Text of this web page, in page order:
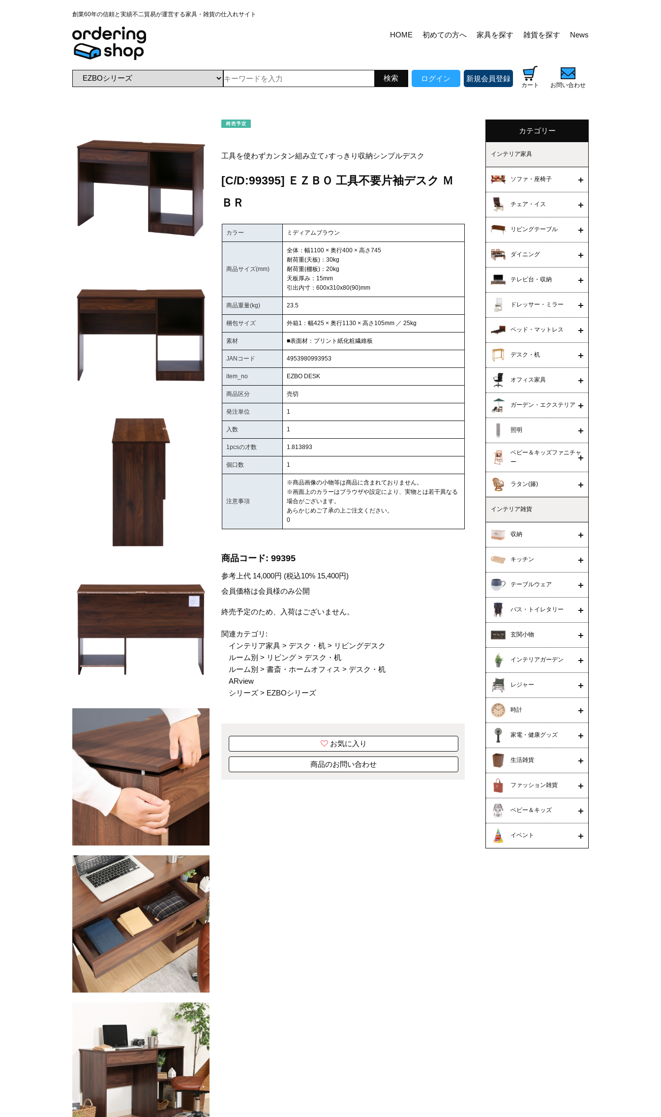
創業60年の信頼と実績不二貿易が運営する家具・雑貨の仕入れサイト
HOME 初めての方へ 家具を探す 雑貨を探す News
ログイン 新規会員登録
カート お問い合わせ
工具を使わずカンタン組み立て♪すっきり収納シンプルデスク
[C/D:99395] ＥＺＢＯ 工具不要片袖デスク Ｍ
ＢＲ
カラー ミディアムブラウン
商品サイズ(mm)
全体：幅1100 × 奥行400 × 高さ745
耐荷重(天板)：30kg
耐荷重(棚板)：20kg
天板厚み：15mm
引出内寸：600x310x80(90)mm
商品重量(kg) 23.5
梱包サイズ 外箱1：幅425 × 奥行1130 × 高さ105mm ／ 25kg
素材 ■表面材：プリント紙化粧繊維板
JANコード 4953980993953
item_no EZBO DESK
商品区分 売切
発注単位 1
入数 1
1pcsの才数 1.813893
個口数 1
注意事項
※商品画像の小物等は商品に含まれておりません。
※画面上のカラーはブラウザや設定により、実物とは若干異なる
場合がございます。
あらかじめご了承の上ご注文ください。
0
商品コード: 99395
参考上代 14,000円 (税込10% 15,400円)
会員価格は会員様のみ公開
終売予定のため、入荷はございません。
関連カテゴリ:
インテリア家具 > デスク・机 > リビングデスク
ルーム別 > リビング > デスク・机
ルーム別 >書斎・ホームオフィス > デスク・机
ARview
シリーズ > EZBOシリーズ
お気に入り
商品のお問い合わせ
カテゴリー
インテリア家具
ソファ・座椅子
チェア・イス
リビングテーブル
ダイニング
テレビ台・収納
ドレッサー・ミラー
ベッド・マットレス
デスク・机
オフィス家具
ガーデン・エクステリア
照明
ベビー＆キッズファニチャ
ー
ラタン(籐)
インテリア雑貨
収納
キッチン
テーブルウェア
バス・トイレタリー
玄関小物
インテリアガーデン
レジャー
時計
家電・健康グッズ
生活雑貨
ファッション雑貨
ベビー＆キッズ
イベント